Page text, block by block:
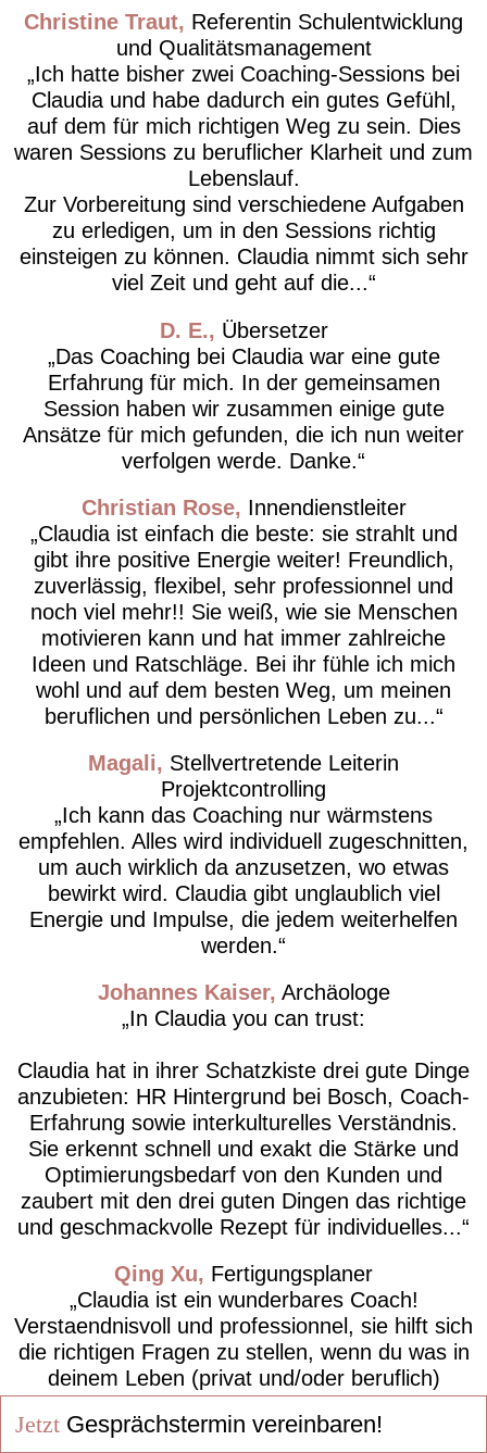
Christine Traut Referentin Schulentwicklung
und Qualitätsmanagement
Ich hatte bisher zwei Coaching-Sessions bei
Claudia und habe dadurch ein gutes Gefühl,
auf dem für mich richtigen Weg zu sein. Dies
waren Sessions zu beruflicher Klarheit und zum
Lebenslauf.
Zur Vorbereitung sind verschiedene Aufgaben
zu erledigen, um in den Sessions richtig
einsteigen zu können. Claudia nimmt sich sehr
viel Zeit und geht auf die...
D. E.
Übersetzer
Das Coaching bei Claudia war eine gute
Erfahrung für mich. In der gemeinsamen
Session haben wir zusammen einige gute
Ansätze für mich gefunden, die ich nun weiter
verfolgen werde. Danke.
Christian Rose
Innendienstleiter
Claudia ist einfach die beste: sie strahlt und
gibt ihre positive Energie weiter! Freundlich,
zuverlässig, flexibel, sehr professionnel und
noch viel mehr!! Sie weiß, wie sie Menschen
motivieren kann und hat immer zahlreiche
Ideen und Ratschläge. Bei ihr fühle ich mich
wohl und auf dem besten Weg, um meinen
beruflichen und persönlichen Leben zu...
Magali
Stellvertretende Leiterin
Projektcontrolling
Ich kann das Coaching nur wärmstens
empfehlen. Alles wird individuell zugeschnitten,
um auch wirklich da anzusetzen, wo etwas
bewirkt wird. Claudia gibt unglaublich viel
Energie und Impulse, die jedem weiterhelfen
werden.
Johannes Kaiser Archäologe
In Claudia you can trust:
Claudia hat in ihrer Schatzkiste drei gute Dinge
anzubieten: HR Hintergrund bei Bosch, Coach-
Erfahrung sowie interkulturelles Verständnis.
Sie erkennt schnell und exakt die Stärke und
Optimierungsbedarf von den Kunden und
zaubert mit den drei guten Dingen das richtige
und geschmackvolle Rezept für individuelles...
Qing Xu
Fertigungsplaner
Claudia ist ein wunderbares Coach!
Verstaendnisvoll und professionnel, sie hilft sich
die richtigen Fragen zu stellen, wenn du was in
deinem Leben (privat und/oder beruflich)
veraendern willst.
JetztGesprächstermin vereinbaren!